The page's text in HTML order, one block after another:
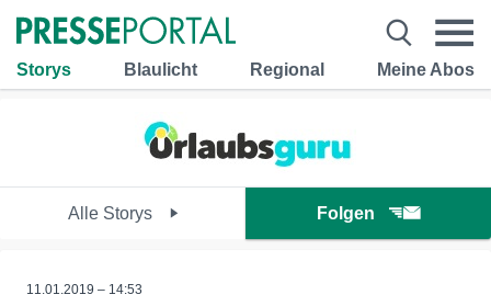
Storys Blaulicht Regional Meine Abos
Alle Storys Folgen
11.01.2019 – 14:53